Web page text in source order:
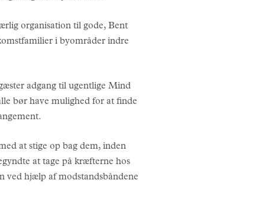
organisation til gode, Bent
i byområder indre
adgang til ugentlige Mind
bør have mulighed for at finde
at stige op bag dem, inden
at tage på kræfterne hos
ved hjælp af modstandsbåndene